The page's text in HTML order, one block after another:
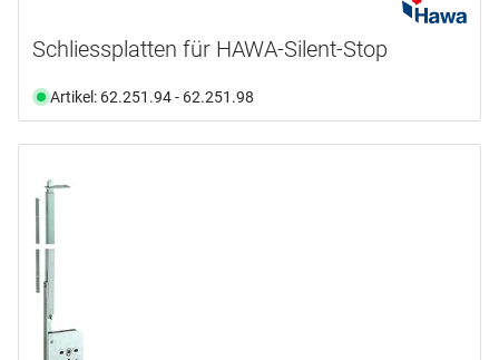
Schliessplatten für HAWA-Silent-Stop
Artikel: 62.251.94 - 62.251.98